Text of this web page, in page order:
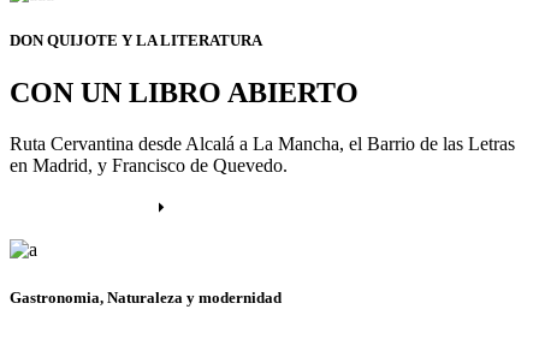
DON QUIJOTE Y LA LITERATURA
CON UN LIBRO ABIERTO
Ruta Cervantina desde Alcalá a La Mancha, el Barrio de las Letras
en Madrid, y Francisco de Quevedo.
Gastronomia, Naturaleza y modernidad